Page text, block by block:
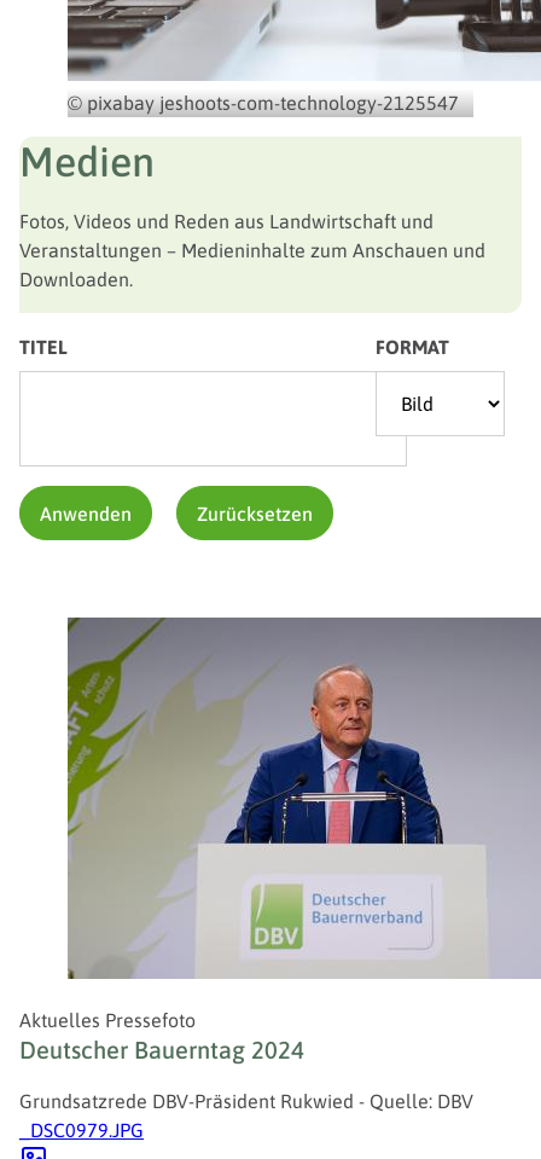
© pixabay jeshoots-com-technology-2125547
Medien
Fotos, Videos und Reden aus Landwirtschaft und
Veranstaltungen – Medieninhalte zum Anschauen und
Downloaden.
TITEL FORMAT
Aktuelles Pressefoto
Deutscher Bauerntag 2024
Grundsatzrede DBV-Präsident Rukwied - Quelle: DBV
_DSC0979.JPG